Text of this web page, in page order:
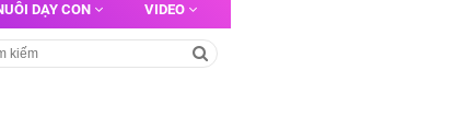
DẠY CON VIDEO